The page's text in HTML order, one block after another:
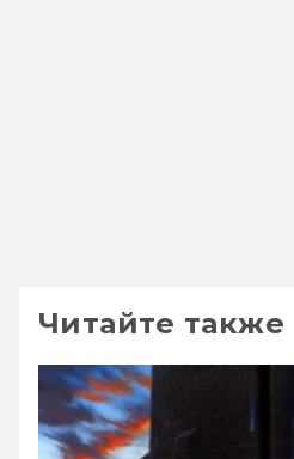
Читайте также